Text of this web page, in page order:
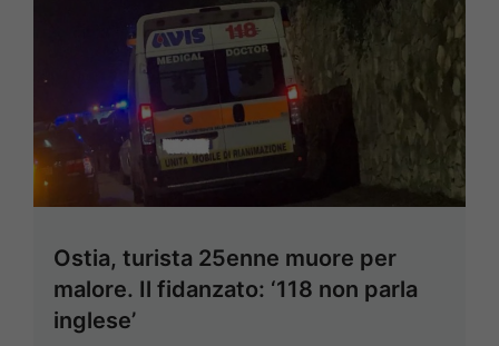
Ostia, turista 25enne muore per
malore. Il fidanzato: ‘118 non parla
inglese’